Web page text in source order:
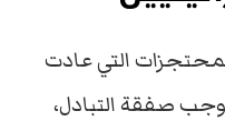
التي عادت
صفقة التبادل،